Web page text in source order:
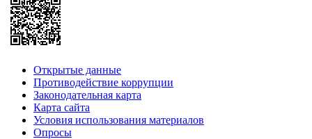
Открытые данные
Противодействие коррупции
Законодательная карта
Карта сайта
Условия использования материалов
Опросы